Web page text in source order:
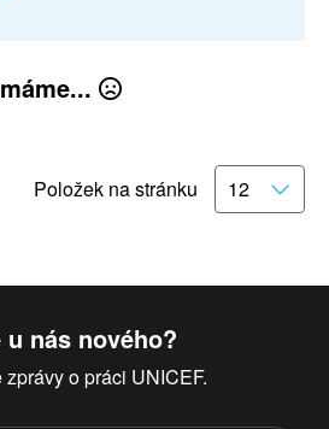
Položek na stránku
u nás nového?
zprávy o práci UNICEF.